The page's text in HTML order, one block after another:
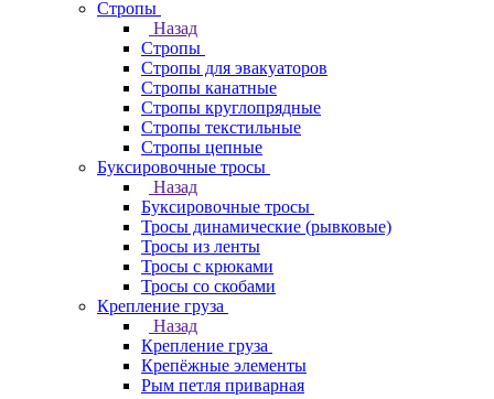
Стропы
Назад
Стропы
Стропы для эвакуаторов
Стропы канатные
Стропы круглопрядные
Стропы текстильные
Стропы цепные
Буксировочные тросы
Назад
Буксировочные тросы
Тросы динамические (рывковые)
Тросы из ленты
Тросы с крюками
Тросы со скобами
Крепление груза
Назад
Крепление груза
Крепёжные элементы
Рым петля приварная